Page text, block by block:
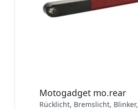
Motogadget mo.rear
Rücklicht, Bremslicht, Blinker,